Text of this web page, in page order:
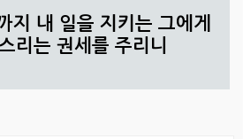
지 내 일을 지키는 그에게
리는 권세를 주리니